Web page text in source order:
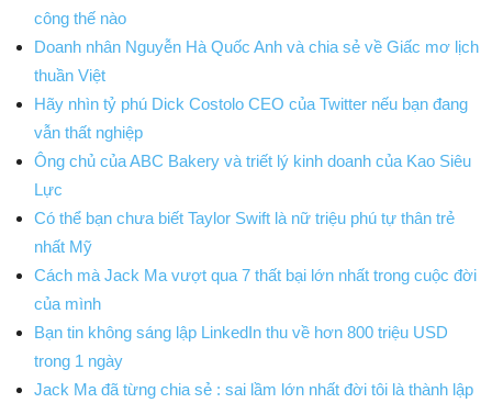
công thế nào
Doanh nhân Nguyễn Hà Quốc Anh và chia sẻ về Giấc mơ lịch
thuần Việt
Hãy nhìn tỷ phú Dick Costolo CEO của Twitter nếu bạn đang
vẫn thất nghiệp
Ông chủ của ABC Bakery và triết lý kinh doanh của Kao Siêu
Lực
Có thể bạn chưa biết Taylor Swift là nữ triệu phú tự thân trẻ
nhất Mỹ
Cách mà Jack Ma vượt qua 7 thất bại lớn nhất trong cuộc đời
của mình
Bạn tin không sáng lập LinkedIn thu về hơn 800 triệu USD
trong 1 ngày
Jack Ma đã từng chia sẻ : sai lầm lớn nhất đời tôi là thành lập